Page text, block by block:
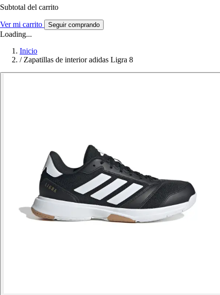
Subtotal del carrito
Ver mi carrito Seguir comprando
Loading...
Inicio
/ Zapatillas de interior adidas Ligra 8